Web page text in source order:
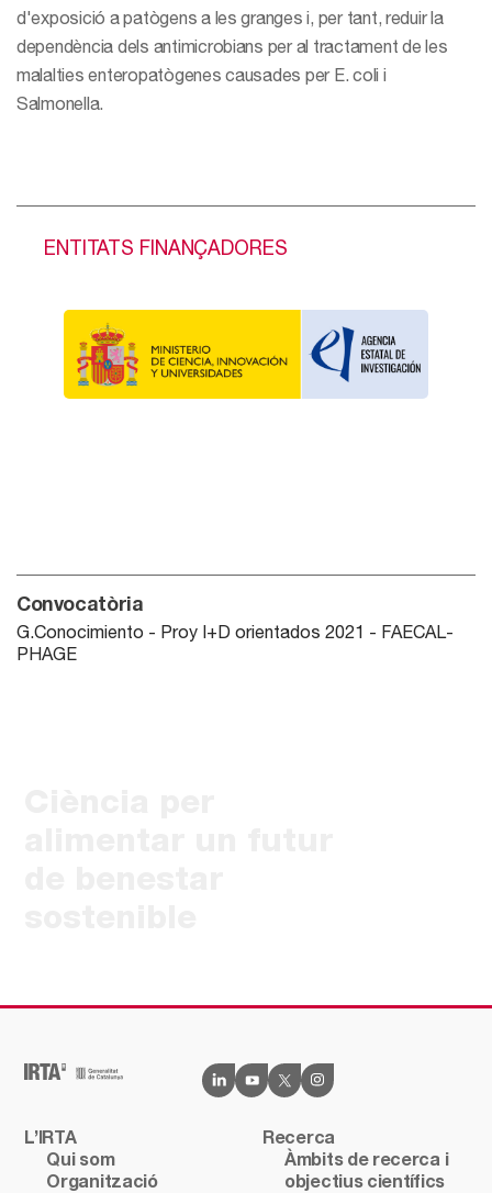
d'exposició a patògens a les granges i, per tant, reduir la
dependència dels antimicrobians per al tractament de les
malalties enteropatògenes causades per E. coli i
Salmonella.
ENTITATS FINANÇADORES
Convocatòria
G.Conocimiento - Proy I+D orientados 2021 - FAECAL-
PHAGE
L’IRTA
Qui som
Organització
Recerca
Àmbits de recerca i
objectius científics